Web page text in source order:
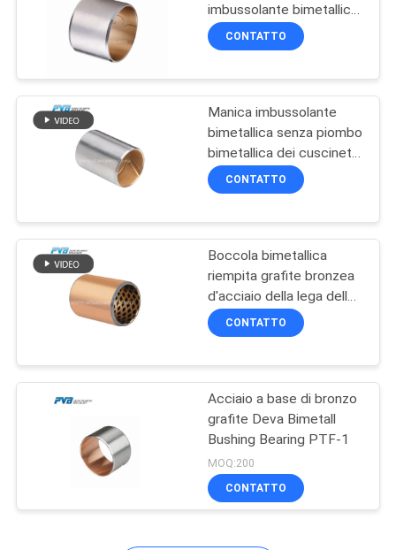
Boccola bimetallica
usura tappato
grafite
Cuscinetto
arrotolato del
filamento
1
imbussolante bimetallica
della lega bronzea di
CuSn6.5P
CONTATTO
Manica imbussolante
bimetallica senza piombo
bimetallica dei cuscinetti
CuSn8Ni di iso 3547
CONTATTO
Boccola bimetallica
riempita grafite bronzea
d'acciaio della lega della
parte posteriore
CuSn10Pb10
CONTATTO
Acciaio a base di bronzo
grafite Deva Bimetall
Bushing Bearing PTF-1
MOQ:200
CONTATTO